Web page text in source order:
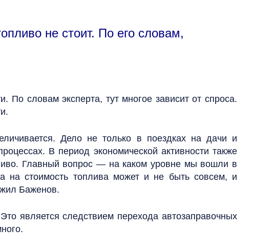
не стоит. По его словам,
По словам эксперта, тут многое зависит от спроса.
Дело не только в поездках на дачи и
В период экономической активности также
Главный вопрос — на каком уровне мы вошли в
на стоимость топлива может и не быть совсем, и
Баженов.
является следствием перехода автозаправочных